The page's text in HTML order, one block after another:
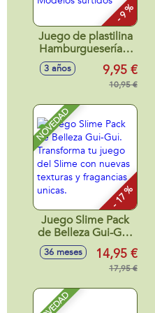
- 9 %
Juego de plastilina
Hamburguesería o
Heladería (Food
Truck) y accesorios
- Modelos surtidos
3 años 9,95 €
10,95 €
NOVEDAD
- 17 %
Juego Slime Pack
de Belleza Gui-Gui.
Transforma tu
juego del Slime
con nuevas texturas
36 meses 14,95 €
17,95 €